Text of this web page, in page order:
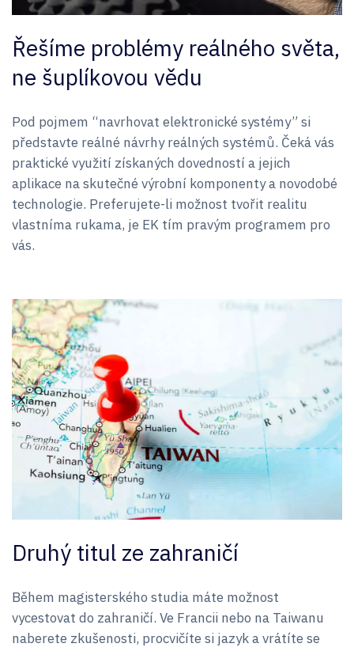
Řešíme problémy reálného světa,
ne šuplíkovou vědu
Pod pojmem “navrhovat elektronické systémy” si
představte reálné návrhy reálných systémů. Čeká vás
praktické využití získaných dovedností a jejich
aplikace na skutečné výrobní komponenty a novodobé
technologie. Preferujete-li možnost tvořit realitu
vlastníma rukama, je EK tím pravým programem pro
vás.
Druhý titul ze zahraničí
Během magisterského studia máte možnost
vycestovat do zahraničí. Ve Francii nebo na Taiwanu
naberete zkušenosti, procvičíte si jazyk a vrátíte se